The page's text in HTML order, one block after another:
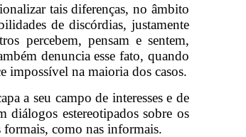
tais diferenças, no âmbito
de discórdias, justamente
percebem, pensam e sentem,
denuncia esse fato, quando
impossível na maioria dos casos.
a seu campo de interesses e de
diálogos estereotipados sobre os
formais, como nas informais.